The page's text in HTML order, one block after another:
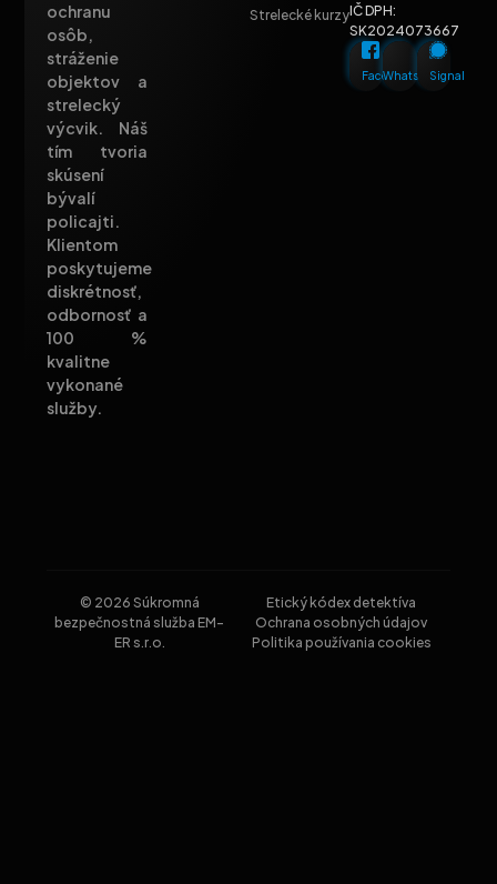
ochranu
osôb,
stráženie
objektov a
strelecký
výcvik. Náš
tím tvoria
skúsení
bývalí
policajti.
Klientom
poskytujeme
diskrétnosť,
odbornosť a
100 %
kvalitne
vykonané
služby.
Strelecké kurzyIČ DPH:
SK2024073667
Facebook
WhatsappSignal
© 2026 Súkromná
bezpečnostná služba EM-
ER s.r.o.
Etický kódex detektíva
Ochrana osobných údajov
Politika používania cookies